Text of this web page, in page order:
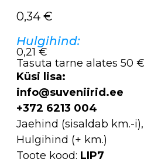
0,34 €
Hulgihind:
0,21 €
Tasuta tarne alates 50 €
Küsi lisa:
info@suveniirid.ee
+372 6213 004
Jaehind (sisaldab km.-i),
Hulgihind (+ km.)
Toote kood: LIP7